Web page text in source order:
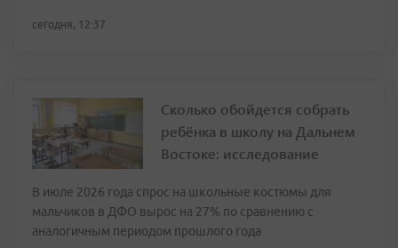
сегодня, 12:37
Сколько обойдется собрать
ребёнка в школу на Дальнем
Востоке: исследование
В июле 2026 года спрос на школьные костюмы для
мальчиков в ДФО вырос на 27% по сравнению с
аналогичным периодом прошлого года